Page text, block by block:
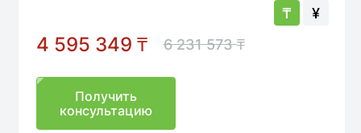
₸ ¥
4 595 349 ₸ 6 231 573 ₸
Получить
консультацию